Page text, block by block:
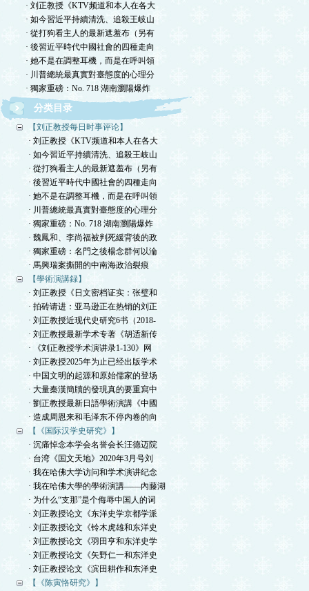
· 刘正教授《KTV频道和本人在各大
· 如今習近平持續清洗、追殺王岐山
· 從打狗看主人的最新遮羞布（另有
· 後習近平時代中國社會的四種走向
· 她不是在調整耳機，而是在呼叫領
· 川普總統最真實對臺態度的心理分
· 獨家重磅：No. 718 湖南瀏陽爆炸
分类目录
【刘正教授每日时事评论】
· 刘正教授《KTV频道和本人在各大
· 如今習近平持續清洗、追殺王岐山
· 從打狗看主人的最新遮羞布（另有
· 後習近平時代中國社會的四種走向
· 她不是在調整耳機，而是在呼叫領
· 川普總統最真實對臺態度的心理分
· 獨家重磅：No. 718 湖南瀏陽爆炸
· 魏鳳和、李尚福被判死緩背後的政
· 獨家重磅：名門之後楊念群何以淪
· 馬興瑞案撕開的中南海政治裂痕
【學術演講録】
· 刘正教授《日文密档证实：张璧和
· 拍砖请进：亚马逊正在热销的刘正
· 刘正教授近现代史研究6书（2018-
· 刘正教授最新学术专著《胡适新传
· 《刘正教授学术演讲录1-130》网
· 刘正教授2025年为止已经出版学术
· 中国文明的起源和原始儒家的登场
· 大量秦漢簡牘的發現真的要重寫中
· 劉正教授最新日語學術演講《中國
· 造成周恩来和毛泽东不停内卷的向
【《国际汉学史研究》】
· 沉痛悼念本学会名誉会长汪德迈院
· 台湾《国文天地》2020年3月号刘
· 我在哈佛大学访问和学术演讲纪念
· 我在哈佛大學的學術演講——內藤湖
· 为什么“支那”是个侮辱中国人的词
· 刘正教授论文《东洋史学京都学派
· 刘正教授论文《铃木虎雄和东洋史
· 刘正教授论文《羽田亨和东洋史学
· 刘正教授论文《矢野仁一和东洋史
· 刘正教授论文《滨田耕作和东洋史
【《陈寅恪研究》】